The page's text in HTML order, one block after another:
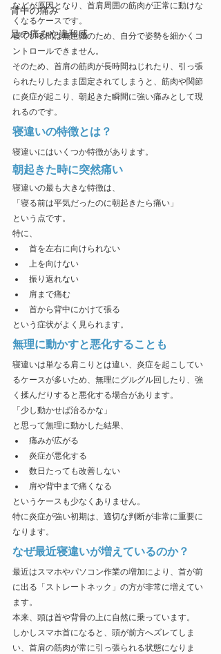
背中の痛み
足の痛みや違和感
などが原因となり、首肩周囲の筋肉が正常に動けな
くなるケースです。
寝ている間は無意識のため、自分で姿勢を細かくコ
ントロールできません。
そのため、首肩の筋肉が長時間ねじれたり、引っ張
られたりしたまま固定されてしまうと、筋肉や関節
に炎症が起こり、朝起きた瞬間に強い痛みとして現
れるのです。
寝違いの特徴とは？
寝違いにはいくつか特徴があります。
朝起きた時に突然痛い
寝違いの最も大きな特徴は、
「寝る前は平気だったのに朝起きたら痛い」
という点です。
特に、
首を左右に向けられない
上を向けない
振り返れない
肩まで痛む
首から背中にかけて張る
という症状がよく見られます。
無理に動かすと悪化することも
寝違いは単なる肩こりとは違い、炎症を起こしてい
るケースが多いため、無理にグルグル回したり、強
く揉んだりすると悪化する場合があります。
「少し動かせば治るかな」
と思って無理に動かした結果、
痛みが広がる
炎症が悪化する
数日たっても改善しない
肩や背中まで痛くなる
というケースも少なくありません。
特に炎症が強い初期は、適切な判断が非常に重要に
なります。
なぜ最近寝違いが増えているのか？
最近はスマホやパソコン作業の増加により、首が前
に出る「ストレートネック」の方が非常に増えてい
ます。
本来、頭は首や背骨の上に自然に乗っています。
しかしスマホ首になると、頭が前方へズレてしま
い、首肩の筋肉が常に引っ張られる状態になりま